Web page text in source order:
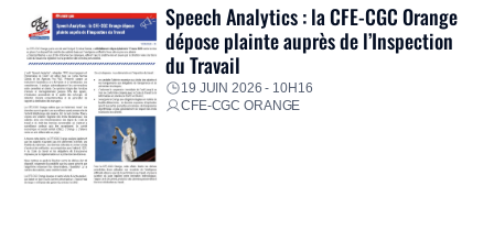
Speech Analytics : la CFE-CGC Orange
dépose plainte auprès de l’Inspection
du Travail
19 JUIN 2026 - 10H16
CFE-CGC ORANGE